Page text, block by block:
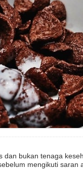
bukan tenaga
mengikuti saran